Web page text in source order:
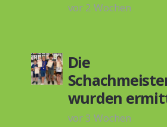
vor 2 Wochen
Die
wurden
vor 3 Wochen